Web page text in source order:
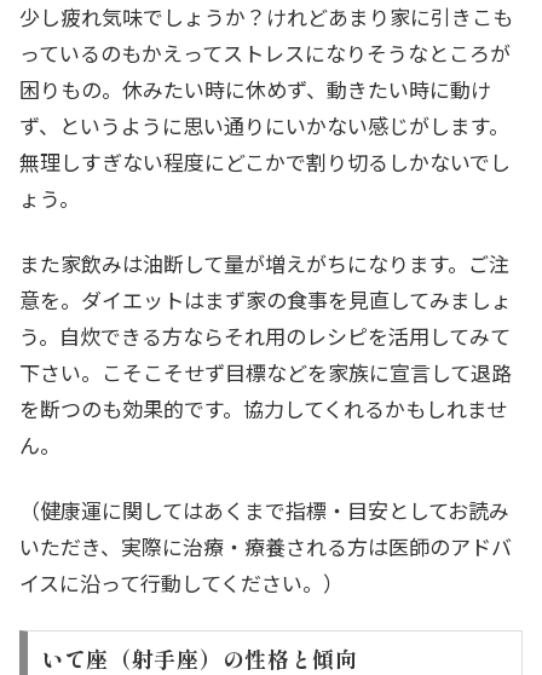
少し疲れ気味でしょうか？けれどあまり家に引きこも
っているのもかえってストレスになりそうなところが
困りもの。休みたい時に休めず、動きたい時に動け
ず、というように思い通りにいかない感じがします。
無理しすぎない程度にどこかで割り切るしかないでし
ょう。
また家飲みは油断して量が増えがちになります。ご注
意を。ダイエットはまず家の食事を見直してみましょ
う。自炊できる方ならそれ用のレシピを活用してみて
下さい。こそこそせず目標などを家族に宣言して退路
を断つのも効果的です。協力してくれるかもしれませ
ん。
（健康運に関してはあくまで指標・目安としてお読み
いただき、実際に治療・療養される方は医師のアドバ
イスに沿って行動してください。）
いて座（射手座）の性格と傾向